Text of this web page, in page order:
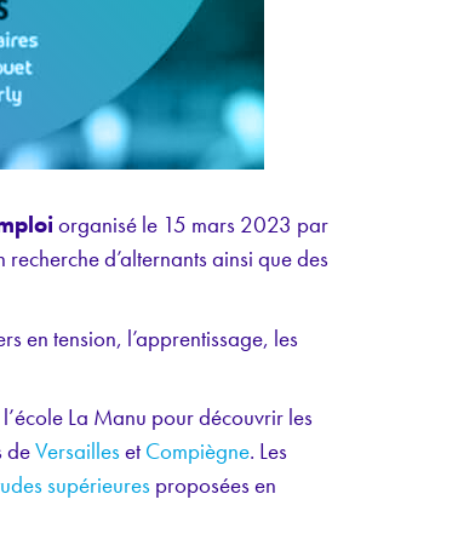
organisé le 15 mars 2023 par
d’alternants ainsi que des
en tension, l’apprentissage, les
La Manu pour découvrir les
deVersailleset Compiègne. Les
supérieures proposées en